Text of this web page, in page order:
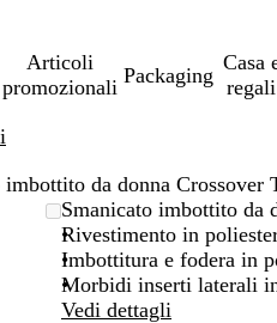
Articoli
promozionali
Packaging
Casa
regali
imbottito da donna Crossover
Smanicato imbottito da
Rivestimento in
Imbottitura e fodera in
Morbidi inserti laterali
Vedi dettagli